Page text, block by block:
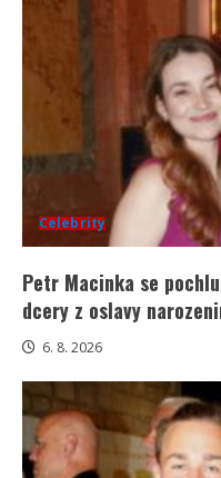
Celebrity
Petr Macinka se
dcery z oslavy
6. 8. 2026